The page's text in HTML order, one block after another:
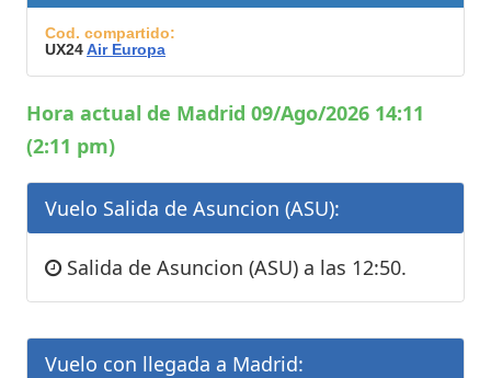
Cod. compartido:
UX24Air Europa
Hora actual de Madrid 09/Ago/2026 14:11
(2:11 pm)
Vuelo Salida de Asuncion (ASU):
Salida de Asuncion (ASU) a las 12:50.
Vuelo con llegada a Madrid: